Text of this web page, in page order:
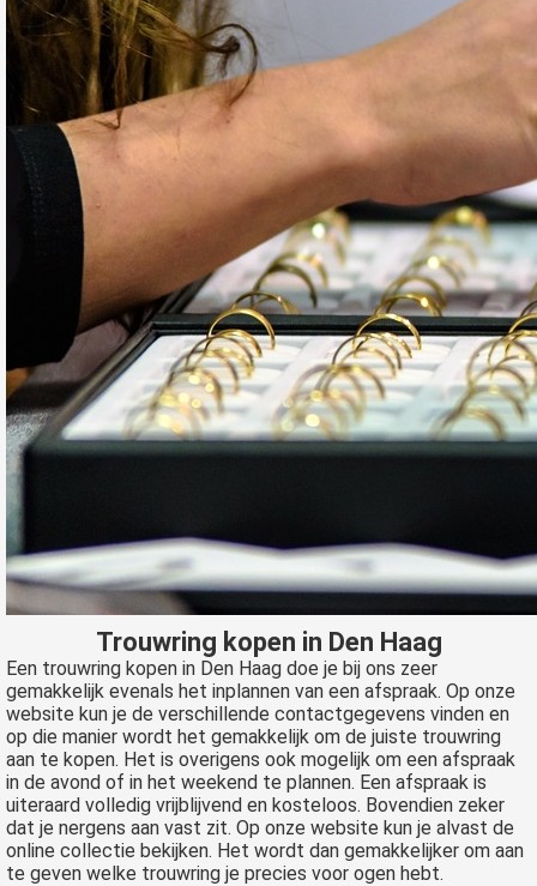
Trouwring kopen in Den Haag
Een trouwring kopen in Den Haag doe je bij ons zeer
gemakkelijk evenals het inplannen van een afspraak. Op onze
website kun je de verschillende contactgegevens vinden en
op die manier wordt het gemakkelijk om de juiste trouwring
aan te kopen. Het is overigens ook mogelijk om een afspraak
in de avond of in het weekend te plannen. Een afspraak is
uiteraard volledig vrijblijvend en kosteloos. Bovendien zeker
dat je nergens aan vast zit. Op onze website kun je alvast de
online collectie bekijken. Het wordt dan gemakkelijker om aan
te geven welke trouwring je precies voor ogen hebt.